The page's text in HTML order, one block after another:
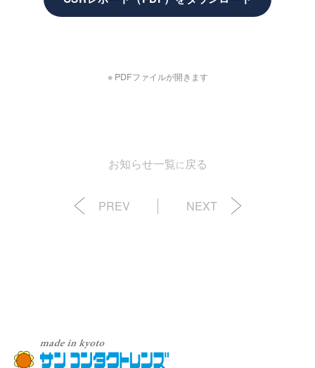
※ PDFファイルが開きます
PREV
お知らせ一覧に 戻る
NEXT